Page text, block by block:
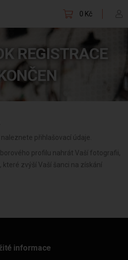
0 Kč
REGISTRACE
přihlašovací údaje.
profilu nahrát Vaší fotografii,
zvýší Vaší šanci na získání
informace